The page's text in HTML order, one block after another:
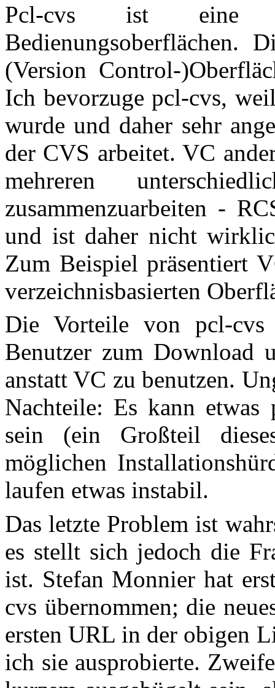
Pcl-cvs ist eine
(Version Control-
Ich bevorzuge pcl-cvs,
wurde und daher sehr
der CVS arbeitet. VC
mehreren
zusammenzuarbeiten -
und ist daher nicht
Zum Beispiel präsentiert
verzeichnisbasierten
Die Vorteile von pcl-
Benutzer zum Download
anstatt VC zu benutzen.
Nachteile: Es kann
sein (ein Großteil
möglichen
laufen etwas instabil.
Das letzte Problem ist
es stellt sich jedoch die
ist. Stefan Monnier hat
cvs übernommen; die
ersten URL in der obigen
ich sie ausprobierte.